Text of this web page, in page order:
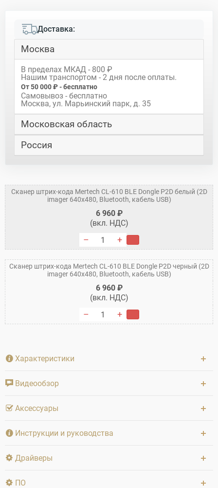
Доставка:
Москва
В пределах МКАД - 800 ₽
Нашим транспортом - 2 дня после оплаты.
От 50 000 ₽ - бесплатно
Самовывоз - бесплатно
Москва, ул. Марьинский парк, д. 35
Московская область
Россия
Сканер штрих-кода Mertech CL-610 BLE Dongle P2D белый (2D
imager 640х480, Bluetooth, кабель USB)
6 960 ₽
(вкл. НДС)
В корзину
Сканер штрих-кода Mertech CL-610 BLE Dongle P2D черный (2D
imager 640х480, Bluetooth, кабель USB)
6 960 ₽
(вкл. НДС)
В корзину
Характеристики
Видеообзор
Аксессуары
Инструкции и руководства
Драйверы
ПО